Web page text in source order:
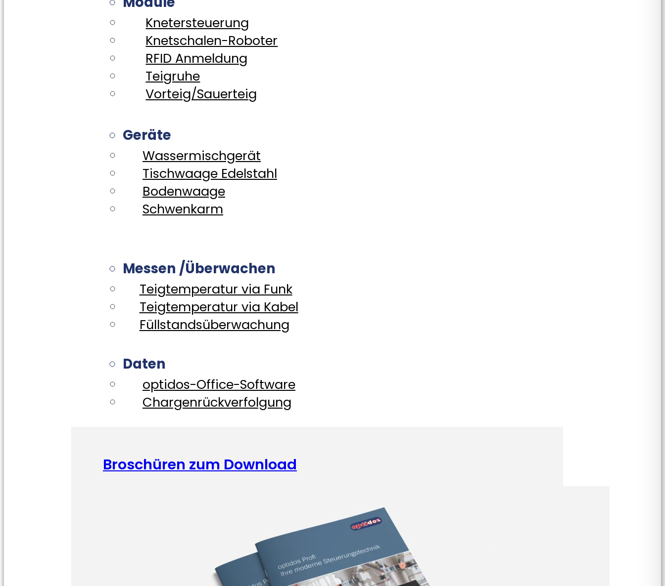
Knetersteuerung
Knetschalen-Roboter
RFID Anmeldung
Teigruhe
Vorteig/Sauerteig
Geräte
Wassermischgerät
Tischwaage Edelstahl
Bodenwaage
Schwenkarm
Messen /Überwachen
Teigtemperatur via Funk
Teigtemperatur via Kabel
Füllstandsüberwachung
Daten
optidos-Office-Software
Chargenrückverfolgung
Broschüren zum Download